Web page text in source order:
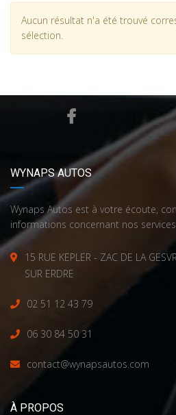
Aucun résultat n'a été trouvé
sélection.
WYNAPS AUTOS
Wynaps Autos est à votre écoute,
informations concernant nos
15 RUE KEPLER - ZAC DE LA
SUR ERDRE
02 51 12 43 79
06 30 84 50 31
contact@wynapsautos.com
À PROPOS